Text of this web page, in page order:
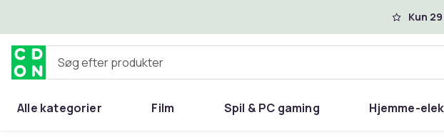
Kun
Søg efter produkter
Alle kategorier Film Spil & PC gaming Hjemme-